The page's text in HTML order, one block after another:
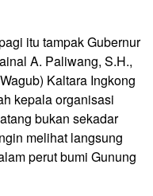
itu tampak Gubernur
A. Paliwang, S.H.,
Kaltara Ingkong
kepala organisasi
bukan sekadar
melihat langsung
perut bumi Gunung